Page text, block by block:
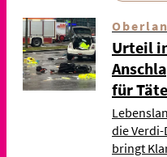
Urteil
für
die
bringt